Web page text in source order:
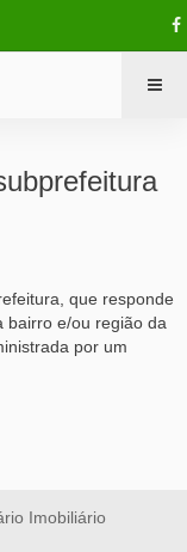
que responde
bairro e/ou região da
por um
Imobiliário